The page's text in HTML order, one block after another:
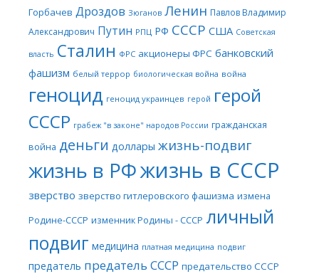
Горбачев Дроздов Зюганов Ленин Павлов Владимир
Александрович Путин РПЦ РФ СССР США Советская
власть Сталин ФРС акционеры ФРС банковский
фашизм белый террор биологическая война война
геноцид геноцид украинцев герой герой
СССР грабеж "в законе" народов России гражданская
война деньги доллары жизнь-подвиг
жизнь в РФжизнь в СССР
зверство зверство гитлеровского фашизма измена
Родине-СССР изменник Родины - СССР личный
подвиг медицина платная медицина подвиг
предатель предатель СССР предательство СССР